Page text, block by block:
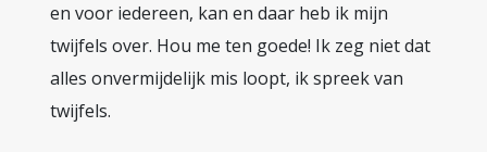
en voor iedereen, kan en daar heb ik mijn
twijfels over. Hou me ten goede! Ik zeg niet dat
alles onvermijdelijk mis loopt, ik spreek van
twijfels.